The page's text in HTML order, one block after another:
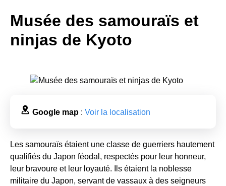
Musée des samouraïs et
ninjas de Kyoto
Google map : Voir la localisation
Les samouraïs étaient une classe de guerriers hautement
qualifiés du Japon féodal, respectés pour leur honneur,
leur bravoure et leur loyauté. Ils étaient la noblesse
militaire du Japon, servant de vassaux à des seigneurs